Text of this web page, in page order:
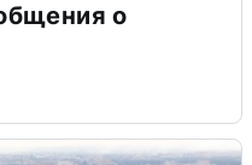
о